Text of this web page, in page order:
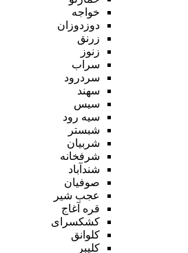
خواجه
دوزدوزان
زرنق
زنوز
سراب
سردرود
سهند
سیس
سیه رود
شبستر
شربیان
شرفخانه
شندآباد
صوفیان
عجب شیر
قره آغاج
کشکسرای
کلوانق
کلیبر